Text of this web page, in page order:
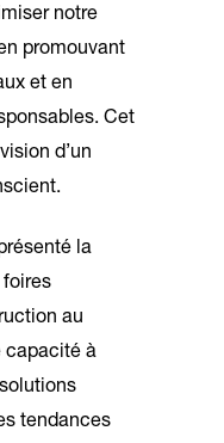
notre
promouvant
et en
Cet
d’un
la
foires
au
capacité à
tendances